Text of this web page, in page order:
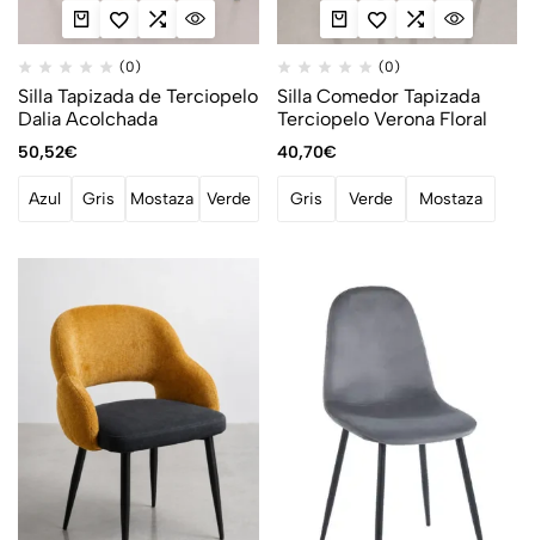
(0)
Silla Tapizada de Terciopelo
Dalia Acolchada
50,52€
Azul Gris Mostaza Verde
(0)
Silla Comedor Tapizada
Terciopelo Verona Floral
40,70€
Gris Verde Mostaza